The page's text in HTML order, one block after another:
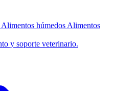
Alimentos húmedos Alimentos
y soporte veterinario.